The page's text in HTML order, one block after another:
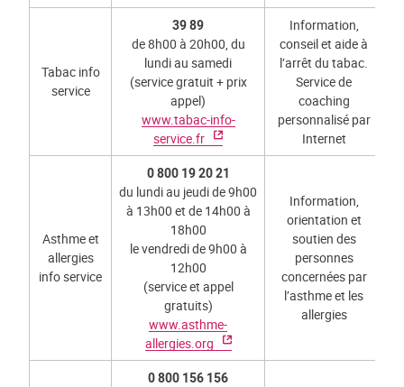
Tabac info
service
39 89
de 8h00 à 20h00, du
lundi au samedi
(service gratuit + prix
appel)
www.tabac-info-
service.fr
Information,
conseil et aide à
l’arrêt du tabac.
Service de
coaching
personnalisé par
Internet
Asthme et
allergies
info service
0 800 19 20 21
du lundi au jeudi de 9h00
à 13h00 et de 14h00 à
18h00
le vendredi de 9h00 à
12h00
(service et appel
gratuits)
www.asthme-
allergies.org
Information,
orientation et
soutien des
personnes
concernées par
l’asthme et les
allergies
0 800 156 156